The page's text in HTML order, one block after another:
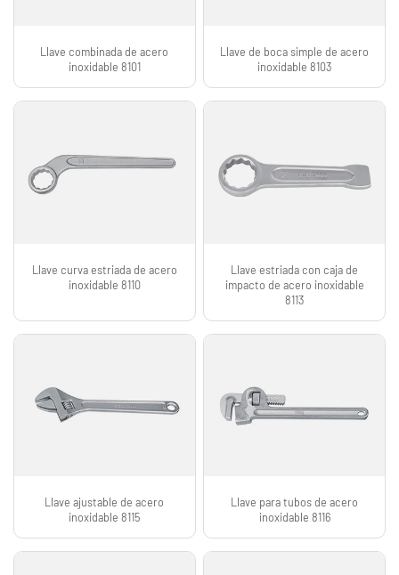
Llave combinada de acero
inoxidable 8101
Llave de boca simple de acero
inoxidable 8103
Llave curva estriada de acero
inoxidable 8110
Llave estriada con caja de
impacto de acero inoxidable
8113
Llave ajustable de acero
inoxidable 8115
Llave para tubos de acero
inoxidable 8116